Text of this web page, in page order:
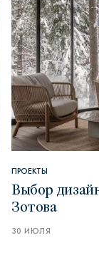
ПРОЕКТЫ
Выбор
Зотова
30 ИЮЛЯ